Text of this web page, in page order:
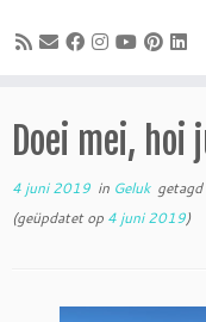
Doei mei, hoi
4 juni 2019 in Geluk getagd
(geüpdatet op 4 juni 2019)